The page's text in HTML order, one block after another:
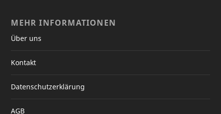
MEHR INFORMATIONEN
Über uns
Kontakt
Datenschutzerklärung
AGB